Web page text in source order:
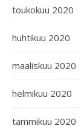
toukokuu 2020
huhtikuu 2020
maaliskuu 2020
helmikuu 2020
tammikuu 2020